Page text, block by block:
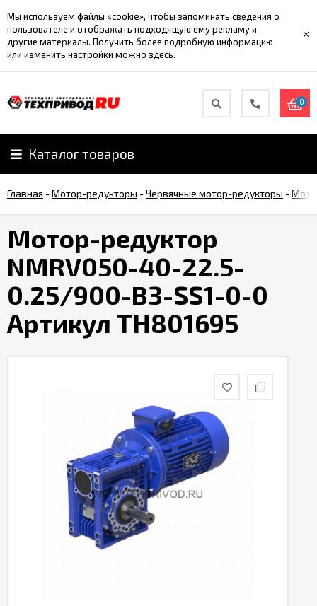
Мы используем файлы «cookie», чтобы запоминать сведения о
пользователе и отображать подходящую ему рекламу и
другие материалы. Получить более подробную информацию
или изменить настройки можно здесь.
×
0
Каталог товаров
Главная -Мотор-редукторы -Червячные мотор-редукторы -
Мотор-редуктор
NMRV050-40-22.5-
0.25/900-B3-SS1-0-0
Артикул TH801695